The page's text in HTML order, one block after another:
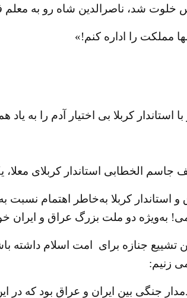
خلوت شد، ناصرالدین شاه رو به
مملکت را اداره کنم!»
استاندار کربلا بی اختیار آدم را به
الخطابی استاندار کربلای
استاندار کربلا به‌خاطر اهتمام
به‌ویژه دو ملت بزرگ عراق و ایران
تشییع جنازه برای امت اسلام
زنیم: